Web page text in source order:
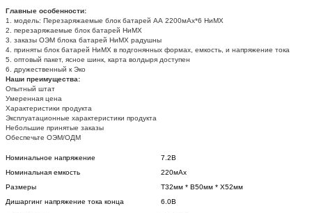
Главные особенности:
1. модель: Перезаряжаемые блок батарей АА 2200мАх*6 НиМХ
2. перезаряжаемые блок батарей НиМХ
3. заказы ОЭМ блока батарей НиМХ радушны
4. приняты блок батарей НиМХ в подгонянных формах, емкость, и напряжение тока
5. оптовый пакет, ясное шинк, карта волдыря доступен
6. дружественный к Эко
Наши преимущества:
Опытный штат
Умеренная цена
Характеристики продукта
Эксплуатационные характеристики продукта
Небольшие принятые заказы
Обеспечьте ОЭМ/ОДМ
Номинальное напряжение
7.2В
Номинальная емкость
220мАх
Размеры
Т32мм * В50мм * Х52мм
Дишаргинг напряжение тока конца
6.0В